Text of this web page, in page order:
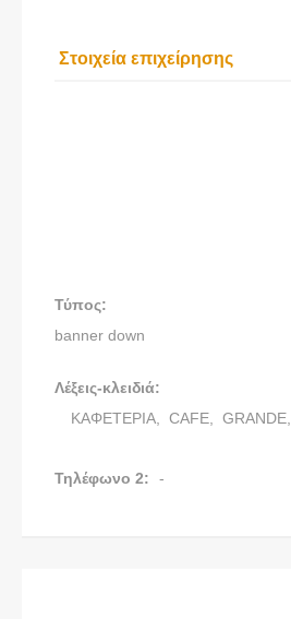
Στοιχεία επιχείρησης
Τύπος:
banner down
Λέξεις-κλειδιά:
ΚΑΦΕΤΕΡΙΑ,
CAFE, GRANDE,
Τηλέφωνο 2: -